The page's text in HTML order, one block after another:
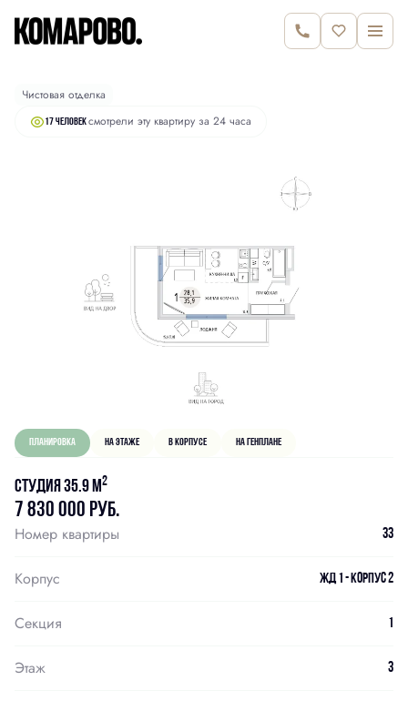
Студия35.9 м2 7 830 000 руб.
Чистовая отделка
17 человексмотрели эту квартиру за 24 часа
Планировка На этаже В корпусе На генплане
Студия 35.9 м2
7 830 000 руб.
Номер квартиры 33
Корпус ЖД 1 - Корпус 2
Секция 1
Этаж 3